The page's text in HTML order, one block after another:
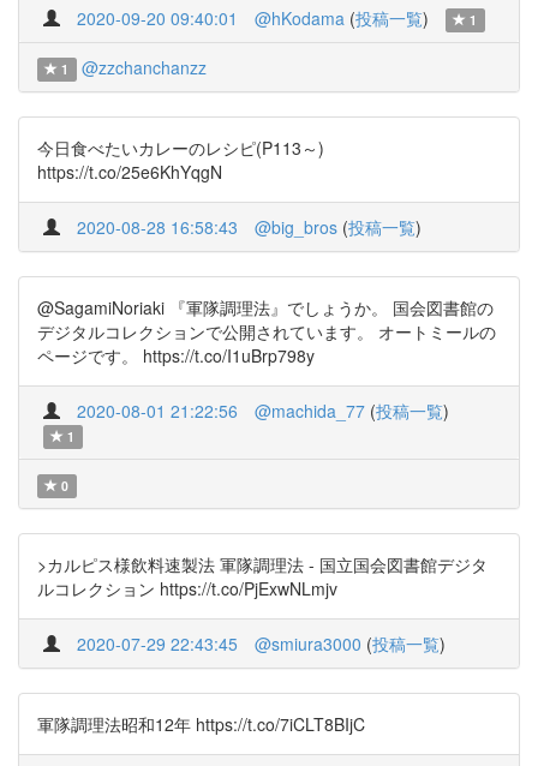
2020-09-20 09:40:01 @hKodama (投稿一覧) 1
1 @zzchanchanzz
今日食べたいカレーのレシピ(P113～)
https://t.co/25e6KhYqgN
2020-08-28 16:58:43 @big_bros (投稿一覧)
@SagamiNoriaki 『軍隊調理法』でしょうか。 国会図書館の
デジタルコレクションで公開されています。 オートミールの
ページです。 https://t.co/I1uBrp798y
2020-08-01 21:22:56 @machida_77 (投稿一覧)
1
0
>カルピス様飲料速製法 軍隊調理法 - 国立国会図書館デジタ
ルコレクション https://t.co/PjExwNLmjv
2020-07-29 22:43:45 @smiura3000 (投稿一覧)
軍隊調理法昭和12年 https://t.co/7iCLT8BIjC